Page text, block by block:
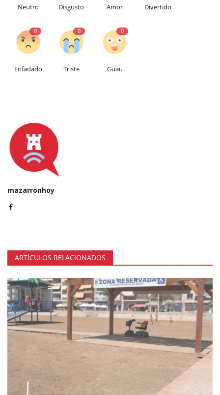
Neutro Disgusto Amor Divertido
0
Enfadado
0
Triste
0
Guau
mazarronhoy
ARTÍCULOS RELACIONADOS